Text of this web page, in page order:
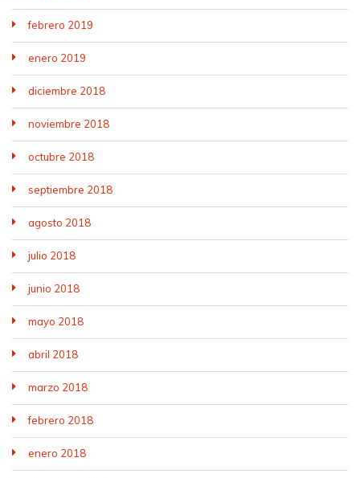
febrero 2019
enero 2019
diciembre 2018
noviembre 2018
octubre 2018
septiembre 2018
agosto 2018
julio 2018
junio 2018
mayo 2018
abril 2018
marzo 2018
febrero 2018
enero 2018